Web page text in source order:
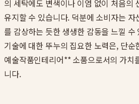
의 세탁에도 변색이나 이염 없이 처음의
유지할 수 있습니다. 덕분에 소비자는
를 감상하는 듯한 생생한 감동을 느낄 수
기술에 대한 뚜누의 집요한 노력은, 단
예술작품인테리어** 소품으로서의 가치
니다.